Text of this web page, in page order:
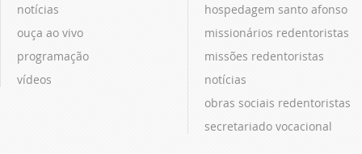
notícias
ouça ao vivo
programação
vídeos
hospedagem santo afonso
missionários redentoristas
missões redentoristas
notícias
obras sociais redentoristas
secretariado vocacional